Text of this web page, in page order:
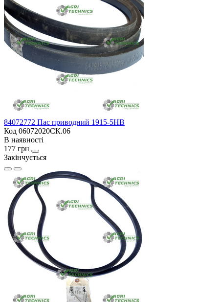
84072772 Пас приводний 1915-5HB
Код 06072020СК.06
В наявності
177 грн
Закінчується